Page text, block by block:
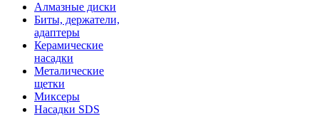
Алмазные диски
Биты, держатели,
адаптеры
Керамические
насадки
Металические
щетки
Миксеры
Насадки SDS